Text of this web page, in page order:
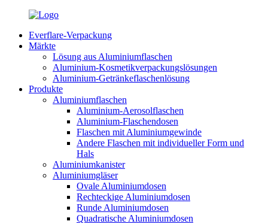
Everflare-Verpackung
Märkte
Lösung aus Aluminiumflaschen
Aluminium-Kosmetikverpackungslösungen
Aluminium-Getränkeflaschenlösung
Produkte
Aluminiumflaschen
Aluminium-Aerosolflaschen
Aluminium-Flaschendosen
Flaschen mit Aluminiumgewinde
Andere Flaschen mit individueller Form und
Hals
Aluminiumkanister
Aluminiumgläser
Ovale Aluminiumdosen
Rechteckige Aluminiumdosen
Runde Aluminiumdosen
Quadratische Aluminiumdosen